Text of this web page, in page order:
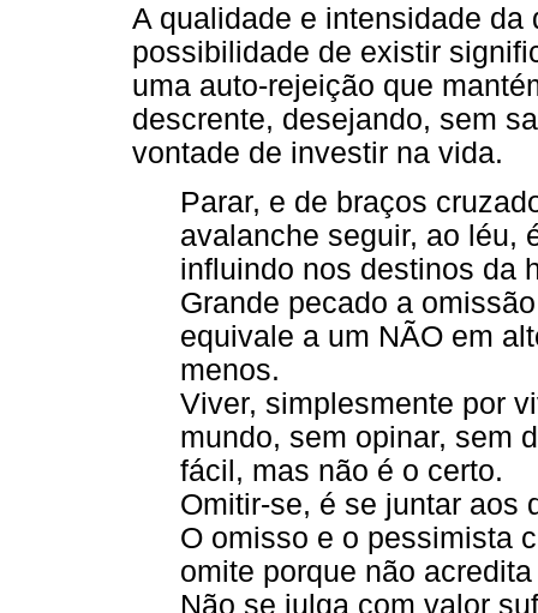
A qualidade e intensidade
possibilidade de existir
uma auto-rejeição que
descrente, desejando, sem
vontade de investir na vida.
Parar, e de braços
avalanche seguir, ao léu,
influindo nos destinos da
Grande pecado a
equivale a um NÃO em
menos.
Viver, simplesmente por
mundo, sem opinar, sem
fácil, mas não é o certo.
Omitir-se, é se juntar aos
O omisso e o pessimista
omite porque não
Não se julga com valor